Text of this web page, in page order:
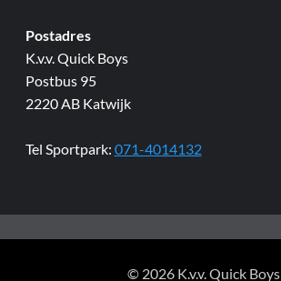
Postadres
K.v.v. Quick Boys
Postbus 95
2220 AB Katwijk
Tel Sportpark: 071-4014132
© 2026 K.v.v. Quick Boys